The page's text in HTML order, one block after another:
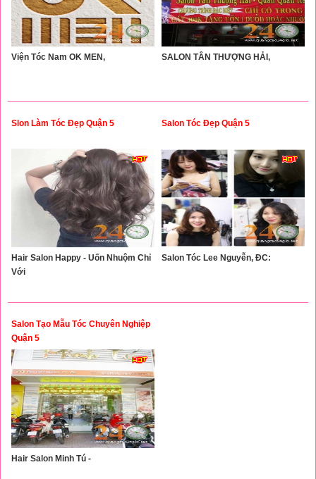
Viện Tóc Nam OK MEN, SALON TÂN THƯỢNG HẢI,
Slon Làm Tóc Đẹp Quận 5
Hair Salon Happy - Uốn Nhuộm Chỉ
Với
Salon Tóc Đẹp Quận 5
Salon Tóc Lee Nguyễn, ĐC:
Salon Tạo Mẫu Tóc Chuyên Nghiệp
Quận 5
Hair Salon Minh Tú -